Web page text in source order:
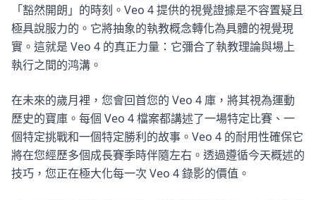
「豁然開朗」的時刻。Veo 4 提供的視覺證據是不容置疑且
極具說服力的。它將抽象的執教概念轉化為具體的視覺現
實。這就是 Veo 4 的真正力量：它彌合了執教理論與場上
執行之間的鸿溝。
在未來的歲月裡，您會回首您的 Veo 4 庫，將其視為運動
歷史的寶庫。每個 Veo 4 檔案都講述了一場特定比賽、一
個特定挑戰和一個特定勝利的故事。Veo 4 的耐用性確保它
將在您經歷多個成長賽季時伴隨左右。透過遵循今天概述的
技巧，您正在極大化每一次 Veo 4 錄影的價值。